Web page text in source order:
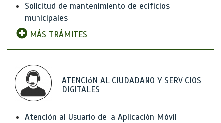
Solicitud de mantenimiento de edificios
municipales
MÁS TRÁMITES
ATENCIóN AL CIUDADANO Y SERVICIOS
DIGITALES
Atención al Usuario de la Aplicación Móvil